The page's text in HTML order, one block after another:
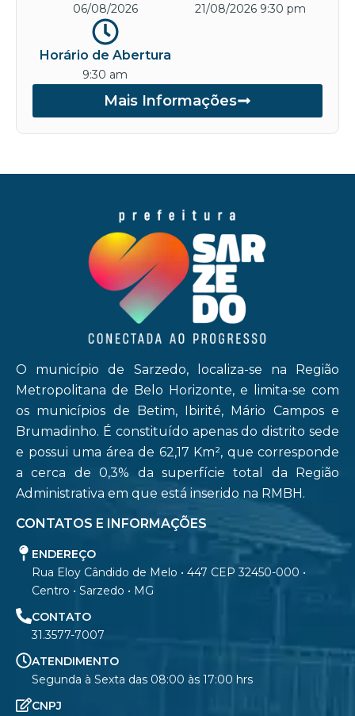
06/08/2026 21/08/2026 9:30 pm
Horário de Abertura
9:30 am
Mais Informações
O município de Sarzedo, localiza-se na Região
Metropolitana de Belo Horizonte, e limita-se com
os municípios de Betim, Ibirité, Mário Campos e
Brumadinho. É constituído apenas do distrito sede
e possui uma área de 62,17 Km², que corresponde
a cerca de 0,3% da superfície total da Região
Administrativa em que está inserido na RMBH.
CONTATOS E INFORMAÇÕES
ENDEREÇO
Rua Eloy Cândido de Melo • 447 CEP 32450-000 •
Centro • Sarzedo • MG
CONTATO
31.3577-7007
ATENDIMENTO
Segunda à Sexta das 08:00 às 17:00 hrs
CNPJ